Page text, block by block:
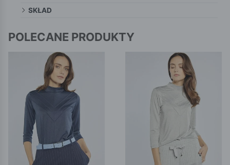
SKŁAD
POLECANE PRODUKTY